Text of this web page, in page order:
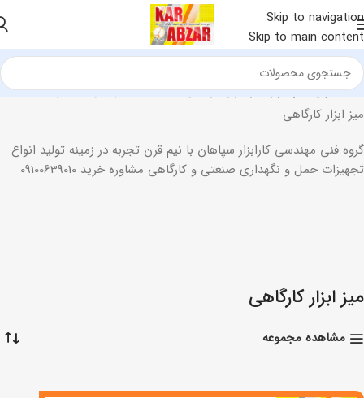
Skip to navigation
Skip to main content
خانه انواع میز ابزار میز ابزار کارگاهی
در حال نمایش یک نتیجه
میز ابزار کارگاهی
گروه فنی مهندسی کارابزار سپاهان با نیم قرن تجربه در زمینه تولید انواع
تجهیزات حمل و نگهداری صنعتی و کارگاهی مشاوره خرید 09100639010
میز ابزار کارگاهی
مشاهده مجموعه